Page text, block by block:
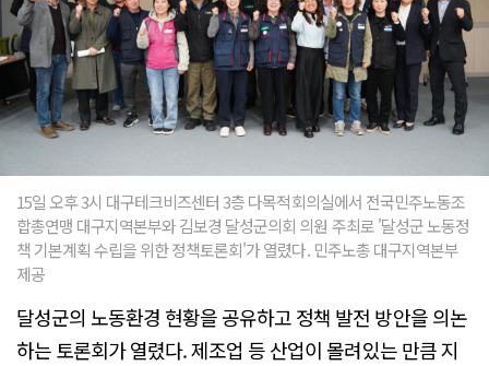
15일 오후 3시 대구테크비즈센터 3층 다목적회의실에서 전국민주노동조
합총연맹 대구지역본부와 김보경 달성군의회 의원 주최로 '달성군 노동정
책 기본계획 수립을 위한 정책토론회'가 열렸다. 민주노총 대구지역본부
제공
달성군의 노동환경 현황을 공유하고 정책 발전 방안을 의논
하는 토론회가 열렸다. 제조업 등 산업이 몰려있는 만큼 지